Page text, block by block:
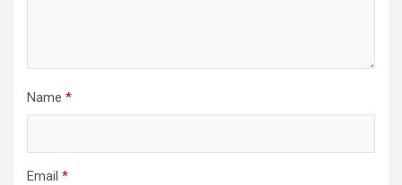
Name *
Email *